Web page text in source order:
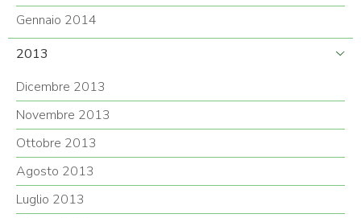
Gennaio 2014
2013
Dicembre 2013
Novembre 2013
Ottobre 2013
Agosto 2013
Luglio 2013